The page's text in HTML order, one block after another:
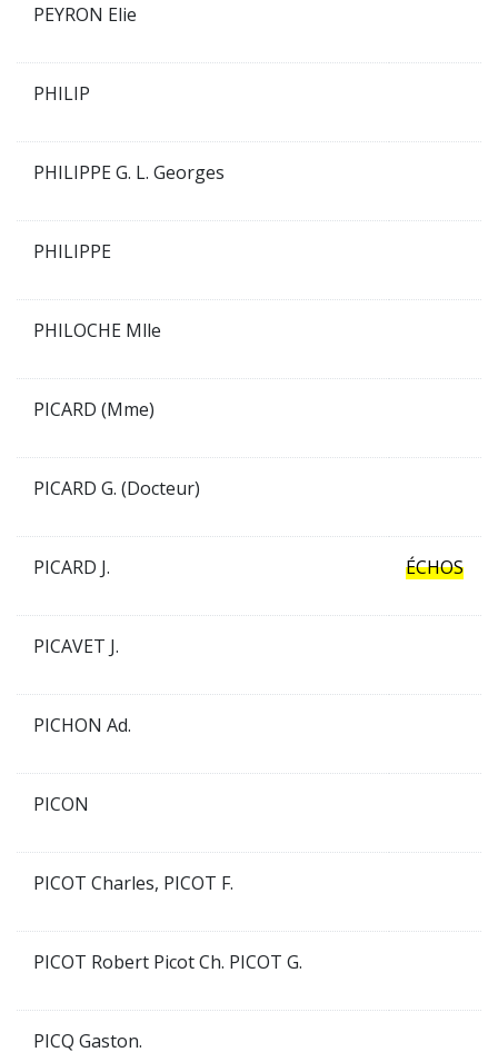
PEYRON Elie
PHILIP
PHILIPPE G. L. Georges
PHILIPPE
PHILOCHE Mlle
PICARD (Mme)
PICARD G. (Docteur)
PICARD J. ÉCHOS
PICAVET J.
PICHON Ad.
PICON
PICOT Charles, PICOT F.
PICOT Robert Picot Ch. PICOT G.
PICQ Gaston.